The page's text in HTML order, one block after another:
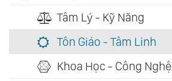
Tâm Lý - Kỹ Năng
Tôn Giáo - Tâm Linh
Khoa Học - Công Nghệ